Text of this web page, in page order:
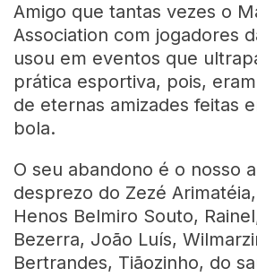
Amigo que tantas vezes o
Association com jogadores
usou em eventos que
prática esportiva, pois,
de eternas amizades feitas
bola.
O seu abandono é o nosso
desprezo do Zezé
Henos Belmiro Souto,
Bezerra, João Luís,
Bertrandes, Tiãozinho, do